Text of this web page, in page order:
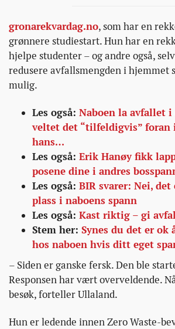
gronarekvardag.no, som har en
grønnere studiestart. Hun har en
hjelpe studenter – og andre også,
redusere avfallsmengden i hjemmet
mulig.
Les også: Naboen la avfallet
veltet det “tilfeldigvis” foran
hans…
Les også: Erik Hanøy fikk
posene dine i andres
Les også: BIR svarer: Nei,
plass i naboens spann
Les også: Kast riktig – gi
Stem her: Synes du det er ok
hos naboen hvis ditt eget
– Siden er ganske fersk. Den ble
Responsen har vært overveldende.
besøk, forteller Ullaland.
Hun er ledende innen Zero Waste-